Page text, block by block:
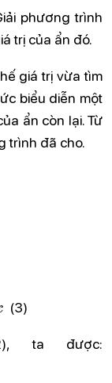
phương trình
trị của ẩn đó.
giá trị vừa tìm
biểu diễn một
ẩn còn lại. Từ
trình đã cho.
(3)
ta được: